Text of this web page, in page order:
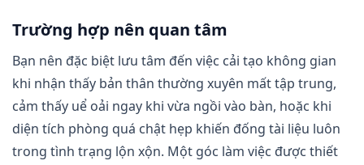
Trường hợp nên quan tâm
Bạn nên đặc biệt lưu tâm đến việc cải tạo không gian
khi nhận thấy bản thân thường xuyên mất tập trung,
cảm thấy uể oải ngay khi vừa ngồi vào bàn, hoặc khi
diện tích phòng quá chật hẹp khiến đống tài liệu luôn
trong tình trạng lộn xộn. Một góc làm việc được thiết